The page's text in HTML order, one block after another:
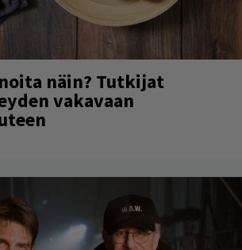
näin? Tutkijat
vakavaan